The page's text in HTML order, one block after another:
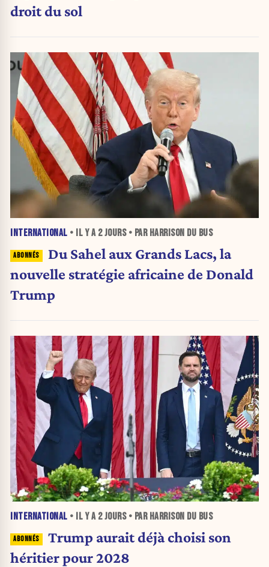
droit du sol
INTERNATIONAL • IL Y A 2 JOURS• PAR HARRISON DU BUS
Du Sahel aux Grands Lacs, la
nouvelle stratégie africaine de Donald
Trump
INTERNATIONAL • IL Y A 2 JOURS• PAR HARRISON DU BUS
Trump aurait déjà choisi son
héritier pour 2028